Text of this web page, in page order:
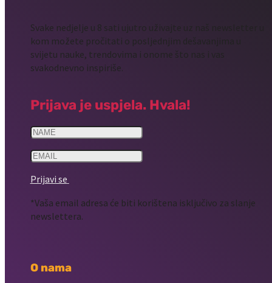
Svake nedjelje u 8 sati ujutro uživajte uz naš newsletter u
kom možete pročitati o posljednjim dešavanjima u
svijetu nauke, trendovima i onome što nas i vas
svakodnevno inspiriše.
Prijava je uspjela. Hvala!
Prijavi se
*Vaša email adresa će biti korištena isključivo za slanje
newslettera.
O nama